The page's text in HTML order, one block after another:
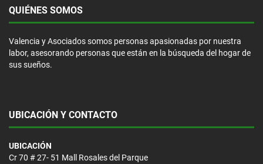
QUIÉNES SOMOS
Valencia y Asociados somos personas apasionadas por nuestra
labor, asesorando personas que están en la búsqueda del hogar de
sus sueños.
UBICACIÓN Y CONTACTO
UBICACIÓN
Cr 70 # 27- 51 Mall Rosales del Parque